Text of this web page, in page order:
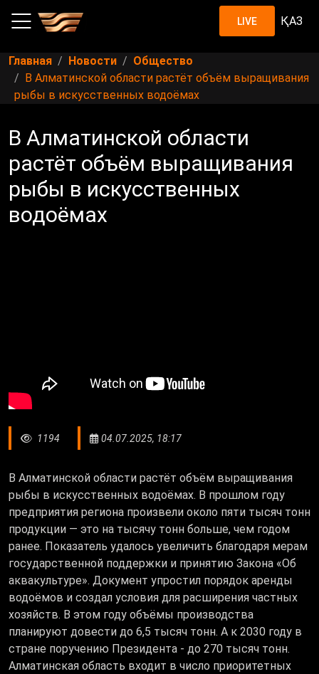
LIVE ҚАЗ
Главная Новости
Общество
В Алматинской области растёт объём выращивания
рыбы в искусственных водоёмах
В Алматинской области
растёт объём выращивания
рыбы в искусственных
водоёмах
1194 04.07.2025, 18:17
В Алматинской области растёт объём выращивания
рыбы в искусственных водоёмах. В прошлом году
предприятия региона произвели около пяти тысяч тонн
продукции — это на тысячу тонн больше, чем годом
ранее. Показатель удалось увеличить благодаря мерам
государственной поддержки и принятию Закона «Об
аквакультуре». Документ упростил порядок аренды
водоёмов и создал условия для расширения частных
хозяйств. В этом году объёмы производства
планируют довести до 6,5 тысяч тонн. А к 2030 году в
стране поручению Президента - до 270 тысяч тонн.
Алматинская область входит в число приоритетных